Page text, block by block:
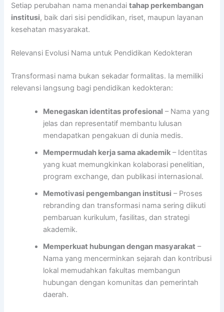
Setiap perubahan nama menandaitahap perkembangan
institusi, baik dari sisi pendidikan, riset, maupun layanan
kesehatan masyarakat.
Relevansi Evolusi Nama untuk Pendidikan Kedokteran
Transformasi nama bukan sekadar formalitas. Ia memiliki
relevansi langsung bagi pendidikan kedokteran:
Menegaskan identitas profesional – Nama yang
jelas dan representatif membantu lulusan
mendapatkan pengakuan di dunia medis.
Mempermudah kerja sama akademik – Identitas
yang kuat memungkinkan kolaborasi penelitian,
program exchange, dan publikasi internasional.
Memotivasi pengembangan institusi – Proses
rebranding dan transformasi nama sering diikuti
pembaruan kurikulum, fasilitas, dan strategi
akademik.
Memperkuat hubungan dengan masyarakat –
Nama yang mencerminkan sejarah dan kontribusi
lokal memudahkan fakultas membangun
hubungan dengan komunitas dan pemerintah
daerah.